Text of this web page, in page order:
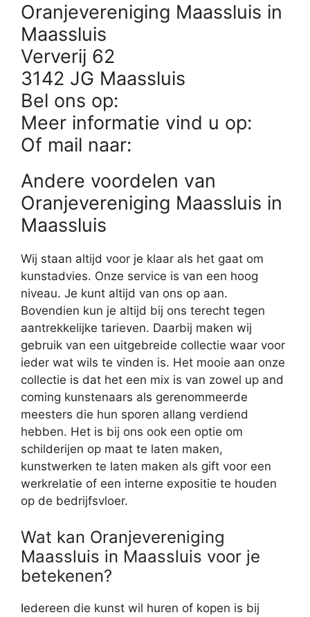
Oranjevereniging Maassluis in
Maassluis
Ververij 62
3142 JG Maassluis
Bel ons op:
Meer informatie vind u op:
Of mail naar:
Andere voordelen van
Oranjevereniging Maassluis in
Maassluis
Wij staan altijd voor je klaar als het gaat om
kunstadvies. Onze service is van een hoog
niveau. Je kunt altijd van ons op aan.
Bovendien kun je altijd bij ons terecht tegen
aantrekkelijke tarieven. Daarbij maken wij
gebruik van een uitgebreide collectie waar voor
ieder wat wils te vinden is. Het mooie aan onze
collectie is dat het een mix is van zowel up and
coming kunstenaars als gerenommeerde
meesters die hun sporen allang verdiend
hebben. Het is bij ons ook een optie om
schilderijen op maat te laten maken,
kunstwerken te laten maken als gift voor een
werkrelatie of een interne expositie te houden
op de bedrijfsvloer.
Wat kan Oranjevereniging
Maassluis in Maassluis voor je
betekenen?
Iedereen die kunst wil huren of kopen is bij